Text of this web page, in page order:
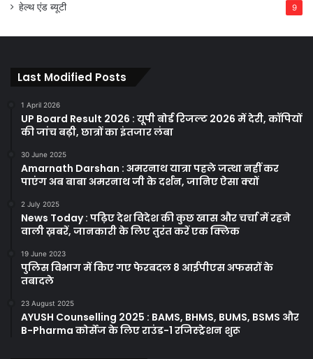
हेल्थ एंड ब्यूटी 9
Last Modified Posts
1 April 2026
UP Board Result 2026 : यूपी बोर्ड रिजल्ट 2026 में देरी, कॉपियों
की जांच बढ़ी, छात्रों का इंतजार लंबा
30 June 2025
Amarnath Darshan : अमरनाथ यात्रा पहले जत्था नहीं कर
पाएंग अब बाबा अमरनाथ जी के दर्शन, जानिए ऐसा क्यों
2 July 2025
News Today : पढ़िए देश विदेश की कुछ खास और चर्चा में रहने
वाली ख़बरें, जानकारी के लिए तुरंत करें एक क्लिक
19 June 2023
पुलिस विभाग में किए गए फेरबदल 8 आईपीएस अफसरों के
तबादले
23 August 2025
AYUSH Counselling 2025 : BAMS, BHMS, BUMS, BSMS और
B-Pharma कोर्सेज के लिए राउंड-1 रजिस्ट्रेशन शुरू